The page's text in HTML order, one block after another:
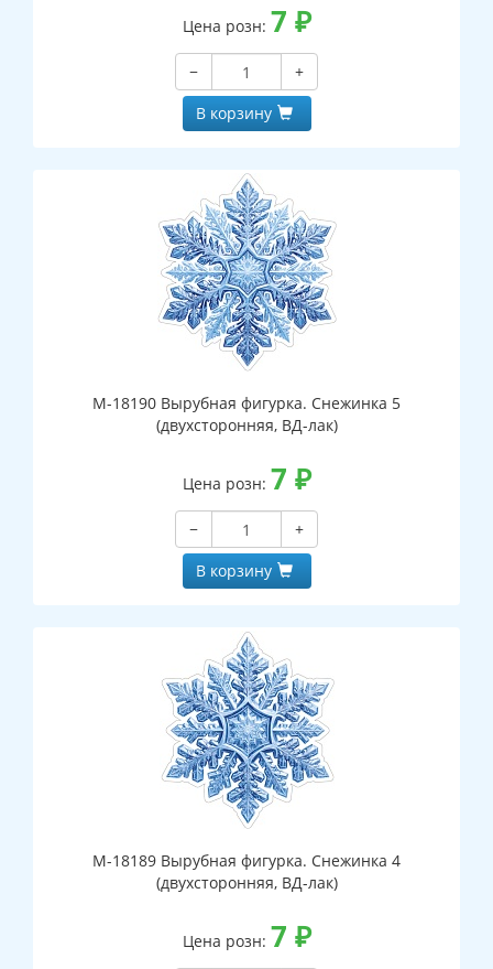
Цена розн: 7 ₽
−
+
В корзину
М-18190 Вырубная фигурка. Снежинка 5
(двухсторонняя, ВД-лак)
Цена розн: 7 ₽
−
+
В корзину
М-18189 Вырубная фигурка. Снежинка 4
(двухсторонняя, ВД-лак)
Цена розн: 7 ₽